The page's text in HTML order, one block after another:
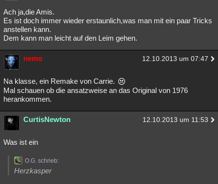
Ach ja,die Amis.
Es ist doch immer wieder erstaunlich,was man mit ein paar Tricks
anstellen kann.
Dem kann man leicht auf den Leim gehen.
nemo 12.10.2013 um 07:47
Na klasse, ein Remake von Carrie.
Mal schauen ob die ansatzweise an das Original von 1976
herankommen.
CurtisNewton 12.10.2013 um 11:53
Was ist ein
O.G. schrieb:
Herzkasper